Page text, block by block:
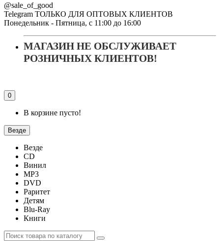
@sale_of_good
Telegram ТОЛЬКО ДЛЯ ОПТОВЫХ КЛИЕНТОВ
Понедельник - Пятница, с 11:00 до 16:00
МАГАЗИН НЕ ОБСЛУЖИВАЕТ
РОЗНИЧНЫХ КЛИЕНТОВ!
0
В корзине пусто!
Везде
Везде
CD
Винил
MP3
DVD
Раритет
Детям
Blu-Ray
Книги